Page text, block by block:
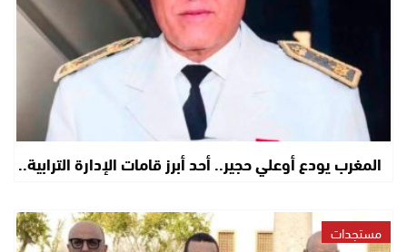
المغرب يودع أوعلي حجير.. أحد أبرز قامات الإدارة الترابية..
مستجدات